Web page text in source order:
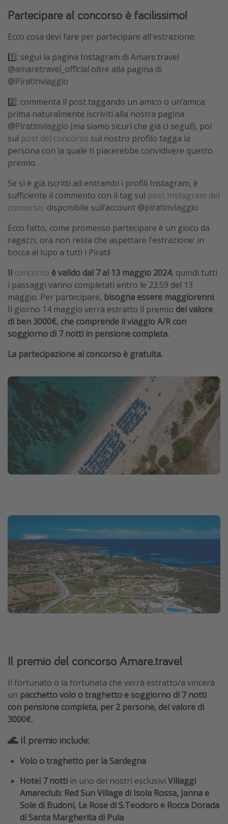
Festività del 2026
Città più visitate
Partecipare al concorso è facilissimo!
Ecco cosa devi fare per partecipare all'estrazione:
1️⃣: segui la pagina Instagram di Amare.travel
@amaretravel_official oltre alla pagina di
@Piratinviaggio
2️⃣: commenta il post taggando un amico o un’amica:
prima naturalmente iscriviti alla nostra pagina
@Piratinviaggio (ma siamo sicuri che già ci segui!), poi
sul post del concorso sul nostro profilo tagga la
persona con la quale ti piacerebbe convidivere questo
premio.
Se si è già iscritti ad entrambi i profili Instagram, è
sufficiente il commento con il tag sul post Instagram del
concorso, disponibile sull’account @piratinviaggio
Ecco fatto, come promesso partecipare è un gioco da
ragazzi, ora non resta che aspettare l'estrazione: in
bocca al lupo a tutti i Pirati!
Il concorso è valido dal 7 al 13 maggio 2024, quindi tutti
i passaggi vanno completati entro le 23.59 del 13
maggio. Per partecipare, bisogna essere maggiorenni.
Il giorno 14 maggio verrà estratto il premio del valore
di ben 3000€, che comprende ilviaggio A/R con
soggiorno di 7 notti in pensione completa.
La partecipazione al concorso è gratuita.
Il premio del concorso Amare.travel
Il fortunato o la fortunata che verrà estratto/a vincerà
un pacchetto volo o traghetto e soggiorno di 7 notti
con pensione completa, per 2 persone, del valore di
3000€.
🌊 Il premio include:
Volo o traghetto per la Sardegna
Hotel 7 notti in uno dei nostri esclusivi Villaggi
Amareclub: Red Sun Village di Isola Rossa, Janna e
Sole di Budoni, Le Rose di S.Teodoro e Rocca Dorada
di Santa Margherita di Pula